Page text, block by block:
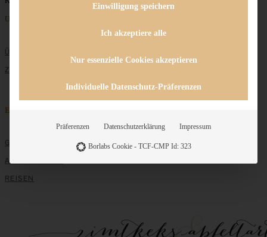
Unternehmen
ÜBER MICH
ZUSAMMENARBEIT
Entdecken
GRUNDLAGEN
ALLE REZEPTE
REISEN
Einwilligung speichern
Ich akzeptiere alle
Nur essenzielle Cookies akzeptieren
Individuelle Datenschutz-Präferenzen
Präferenzen Datenschutzerklärung Impressum
Borlabs Cookie - TCF-CMP Id: 323